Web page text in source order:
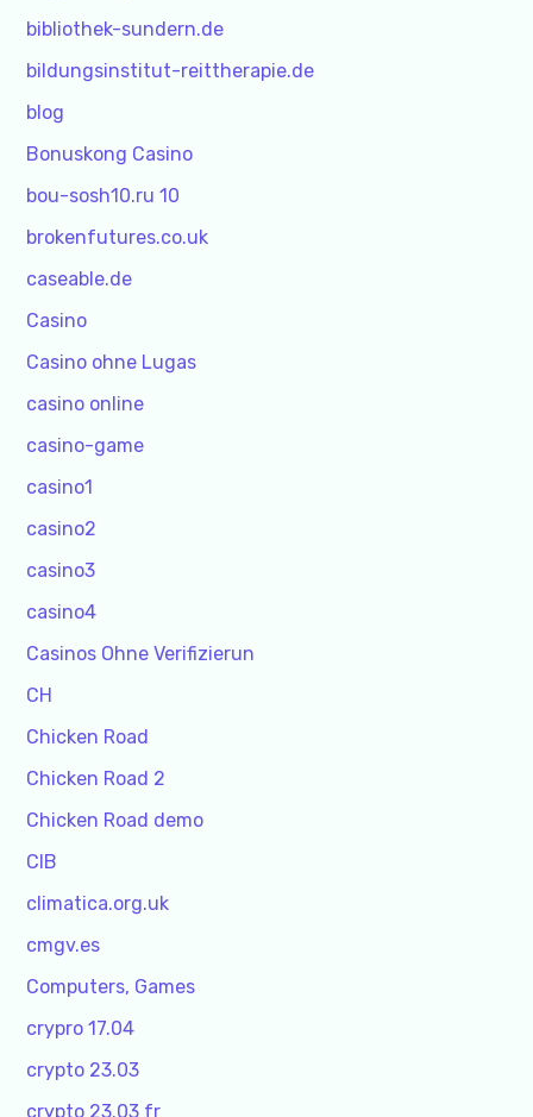
bibliothek-sundern.de
bildungsinstitut-reittherapie.de
blog
Bonuskong Casino
bou-sosh10.ru 10
brokenfutures.co.uk
caseable.de
Casino
Casino ohne Lugas
casino online
casino-game
casino1
casino2
casino3
casino4
Casinos Ohne Verifizierun
CH
Chicken Road
Chicken Road 2
Chicken Road demo
CIB
climatica.org.uk
cmgv.es
Computers, Games
crypro 17.04
crypto 23.03
crypto 23.03 fr